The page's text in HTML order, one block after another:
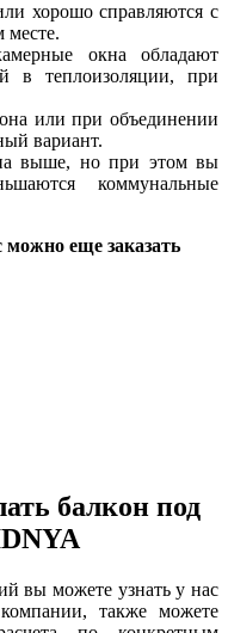
хорошо справляются с
месте.
окна обладают
в теплоизоляции, при
или при объединении
вариант.
выше, но при этом вы
коммунальные
можно еще заказать
балкон под
вы можете узнать у нас
также можете